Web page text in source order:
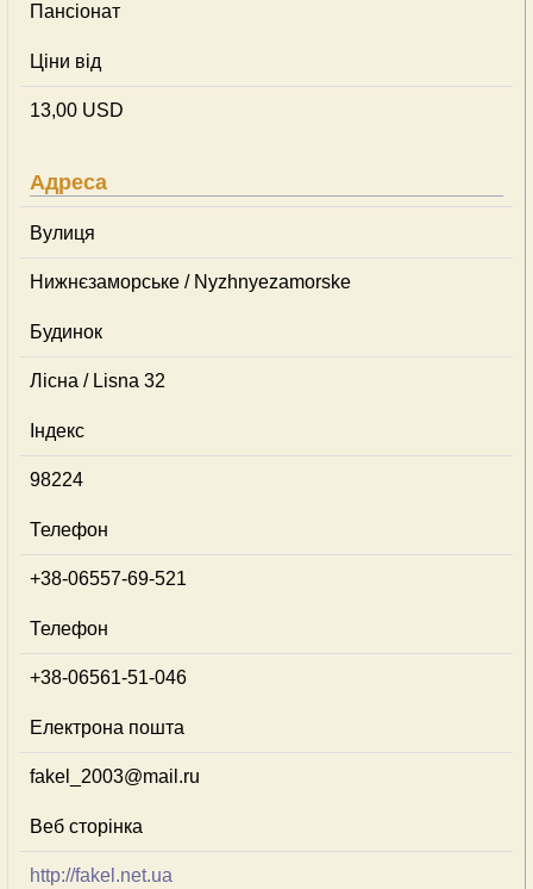
Пансіонат
Ціни від
13,00 USD
Адреса
Вулиця
Нижнєзаморське / Nyzhnyezamorske
Будинок
Лісна / Lisna 32
Індекс
98224
Телефон
+38-06557-69-521
Телефон
+38-06561-51-046
Електрона пошта
fakel_2003@mail.ru
Веб сторінка
http://fakel.net.ua